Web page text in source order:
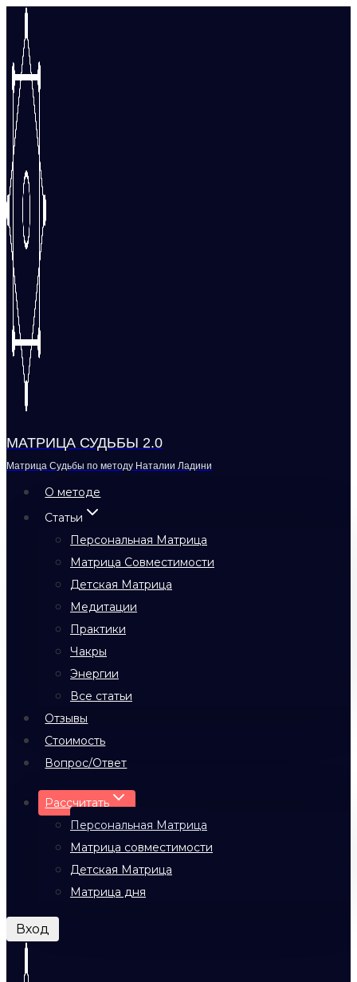
Перейти
содержимому
МАТРИЦА СУДЬБЫ 2.0
Матрица Судьбы по методу Наталии Ладини
О методе
Статьи
Персональная Матрица
Матрица Совместимости
Детская Матрица
Медитации
Практики
Чакры
Энергии
Все статьи
Отзывы
Стоимость
Вопрос/Ответ
Рассчитать
Персональная Матрица
Матрица совместимости
Детская Матрица
Матрица дня
Вход